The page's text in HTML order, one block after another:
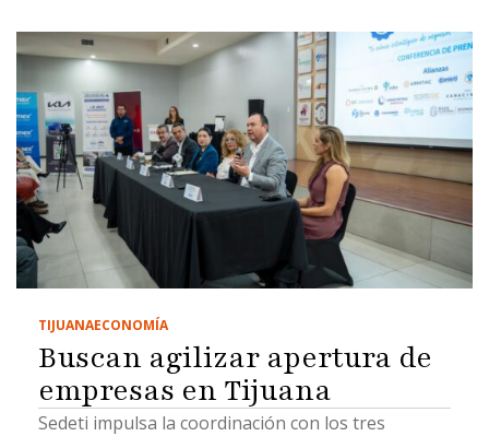
TIJUANAECONOMÍA
Buscan agilizar apertura de
empresas en Tijuana
Sedeti impulsa la coordinación con los tres